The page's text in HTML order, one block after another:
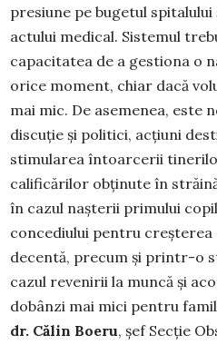
presiune pe bugetul
actului medical. Sistemul
capacitatea de a gestiona o
orice moment, chiar dacă
mai mic. De asemenea, este
discuție și politici, acțiuni
stimularea întoarcerii
calificărilor obținute în
în cazul nașterii primului
concediului pentru
decentă, precum și printr-o
cazul revenirii la muncă și
dobânzi mai mici pentru
dr. Călin Boeru, șef Secție